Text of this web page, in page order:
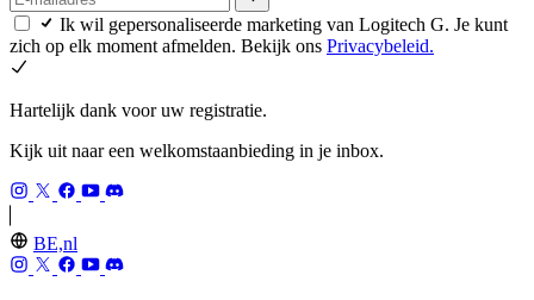
Ik wil gepersonaliseerde marketing van Logitech G. Je kunt
zich op elk moment afmelden. Bekijk ons Privacybeleid.
Hartelijk dank voor uw registratie.
Kijk uit naar een welkomstaanbieding in je inbox.
BE,nl